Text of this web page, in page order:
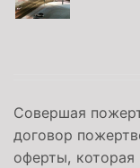
Совершая
договор
оферты, которая